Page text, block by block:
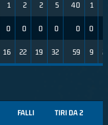
1 2 2 5 40 1
0 0 0 0 0 0
16 22 19 32 59 9
FALLI TIRI DA 2